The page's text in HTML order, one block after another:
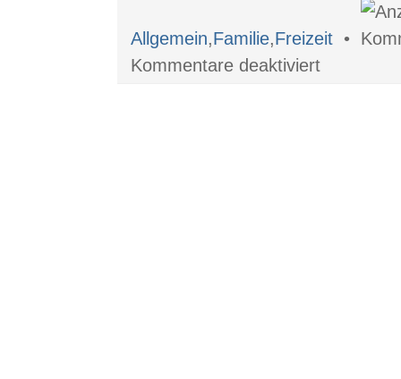
Allgemein,Familie,Freizeit•
Kommentare deaktiviertFreizeitspaß